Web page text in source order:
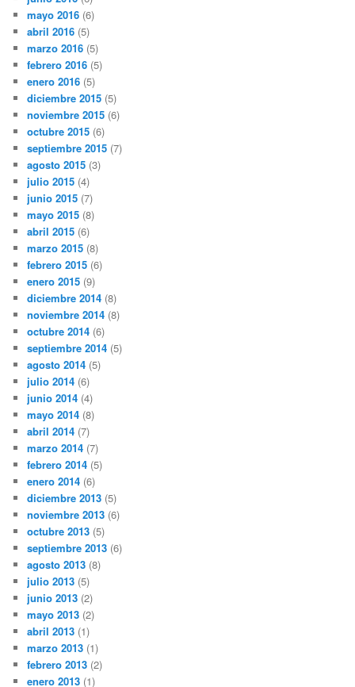
mayo 2016 (6)
abril 2016 (5)
marzo 2016 (5)
febrero 2016 (5)
enero 2016 (5)
diciembre 2015 (5)
noviembre 2015 (6)
octubre 2015 (6)
septiembre 2015 (7)
agosto 2015 (3)
julio 2015 (4)
junio 2015 (7)
mayo 2015 (8)
abril 2015 (6)
marzo 2015 (8)
febrero 2015 (6)
enero 2015 (9)
diciembre 2014 (8)
noviembre 2014 (8)
octubre 2014 (6)
septiembre 2014 (5)
agosto 2014 (5)
julio 2014 (6)
junio 2014 (4)
mayo 2014 (8)
abril 2014 (7)
marzo 2014 (7)
febrero 2014 (5)
enero 2014 (6)
diciembre 2013 (5)
noviembre 2013 (6)
octubre 2013 (5)
septiembre 2013 (6)
agosto 2013 (8)
julio 2013 (5)
junio 2013 (2)
mayo 2013 (2)
abril 2013 (1)
marzo 2013 (1)
febrero 2013 (2)
enero 2013 (1)